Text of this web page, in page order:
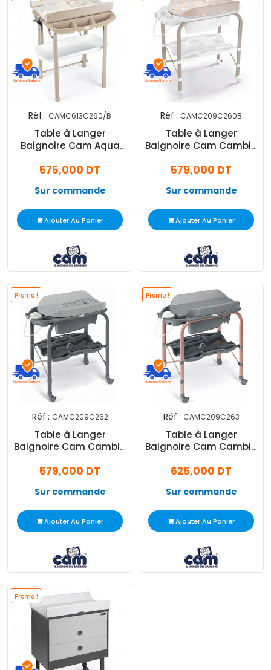
Réf : CAMC613C260/B
Table à Langer
Baignoire Cam Aqua
575,000 DT
Sur commande
Ajouter Au Panier
Réf : CAMC209C260B
Table à Langer
Baignoire Cam Cambio
579,000 DT
Sur commande
Ajouter Au Panier
Promo !
Réf : CAMC209C262
Table à Langer
Baignoire Cam Cambio
579,000 DT
Sur commande
Ajouter Au Panier
Promo !
Réf : CAMC209C263
Table à Langer
Baignoire Cam Cambio
625,000 DT
Sur commande
Ajouter Au Panier
Promo !